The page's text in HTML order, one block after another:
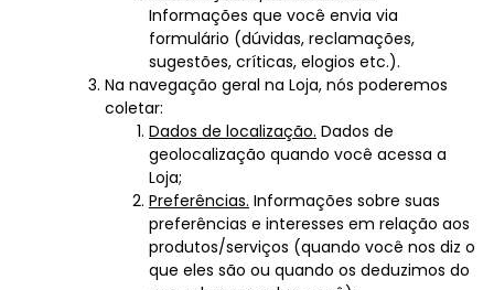
Informações que você envia via
formulário (dúvidas, reclamações,
sugestões, críticas, elogios etc.).
Na navegação geral na Loja, nós poderemos
coletar:
Dados de localização. Dados de
geolocalização quando você acessa a
Loja;
Preferências. Informações sobre suas
preferências e interesses em relação aos
produtos/serviços (quando você nos diz o
que eles são ou quando os deduzimos do